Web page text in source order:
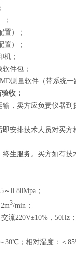
；
置）；
置）；
机；
件包；
测量软件（带系统一
收：
，卖方应负责仪器到
安排技术人员对买方
生服务。买方如有技
0.80Mpa；
3/min；
流220V±10%，50Hz；
30℃；相对湿度：＜